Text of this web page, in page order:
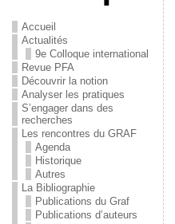
Accueil
Actualités
9e Colloque international
Revue PFA
Découvrir la notion
Analyser les pratiques
S’engager dans des
recherches
Les rencontres du GRAF
Agenda
Historique
Autres
La Bibliographie
Publications du Graf
Publications d’auteurs